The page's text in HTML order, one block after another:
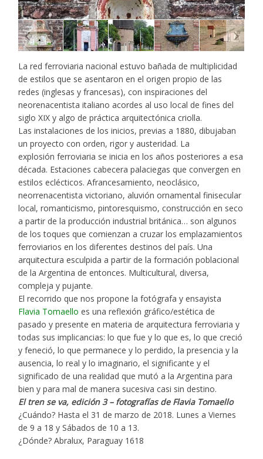
La red ferroviaria nacional estuvo bañada de multiplicidad
de estilos que se asentaron en el origen propio de las
redes (inglesas y francesas), con inspiraciones del
neorenacentista italiano acordes al uso local de fines del
siglo XIX y algo de práctica arquitectónica criolla.
Las instalaciones de los inicios, previas a 1880, dibujaban
un proyecto con orden, rigor y austeridad. La
explosión ferroviaria se inicia en los años posteriores a esa
década. Estaciones cabecera palaciegas que convergen en
estilos eclécticos. Afrancesamiento, neoclásico,
neorrenacentista victoriano, aluvión ornamental finisecular
local, romanticismo, pintoresquismo, construcción en seco
a partir de la producción industrial británica… son algunos
de los toques que comienzan a cruzar los emplazamientos
ferroviarios en los diferentes destinos del país. Una
arquitectura esculpida a partir de la formación poblacional
de la Argentina de entonces. Multicultural, diversa,
compleja y pujante.
El recorrido que nos propone la fotógrafa y ensayista
Flavia Tomaelloes una reflexión gráfico/estética de
pasado y presente en materia de arquitectura ferroviaria y
todas sus implicancias: lo que fue y lo que es, lo que creció
y feneció, lo que permanece y lo perdido, la presencia y la
ausencia, lo real y lo imaginario, el significante y el
significado de una realidad que mutó a la Argentina para
bien y para mal de manera sucesiva casi sin destino.
El tren se va, edición 3 – fotografías de Flavia Tomaello
¿Cuándo? Hasta el 31 de marzo de 2018. Lunes a Viernes
de 9 a 18 y Sábados de 10 a 13.
¿Dónde? Abralux, Paraguay 1618